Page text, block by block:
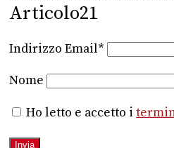
Articolo21
Indirizzo Email*
Nome
Ho letto e accetto i